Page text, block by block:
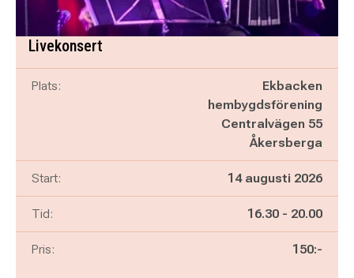
Livekonsert
Plats:
Ekbacken
hembygdsförening
Centralvägen 55
Åkersberga
Start: 14 augusti 2026
Tid: Pågår mellan
16.30 - och
20.00
Pris: 150:-